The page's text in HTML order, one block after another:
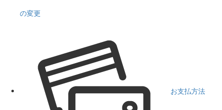
の変更
お支払方法